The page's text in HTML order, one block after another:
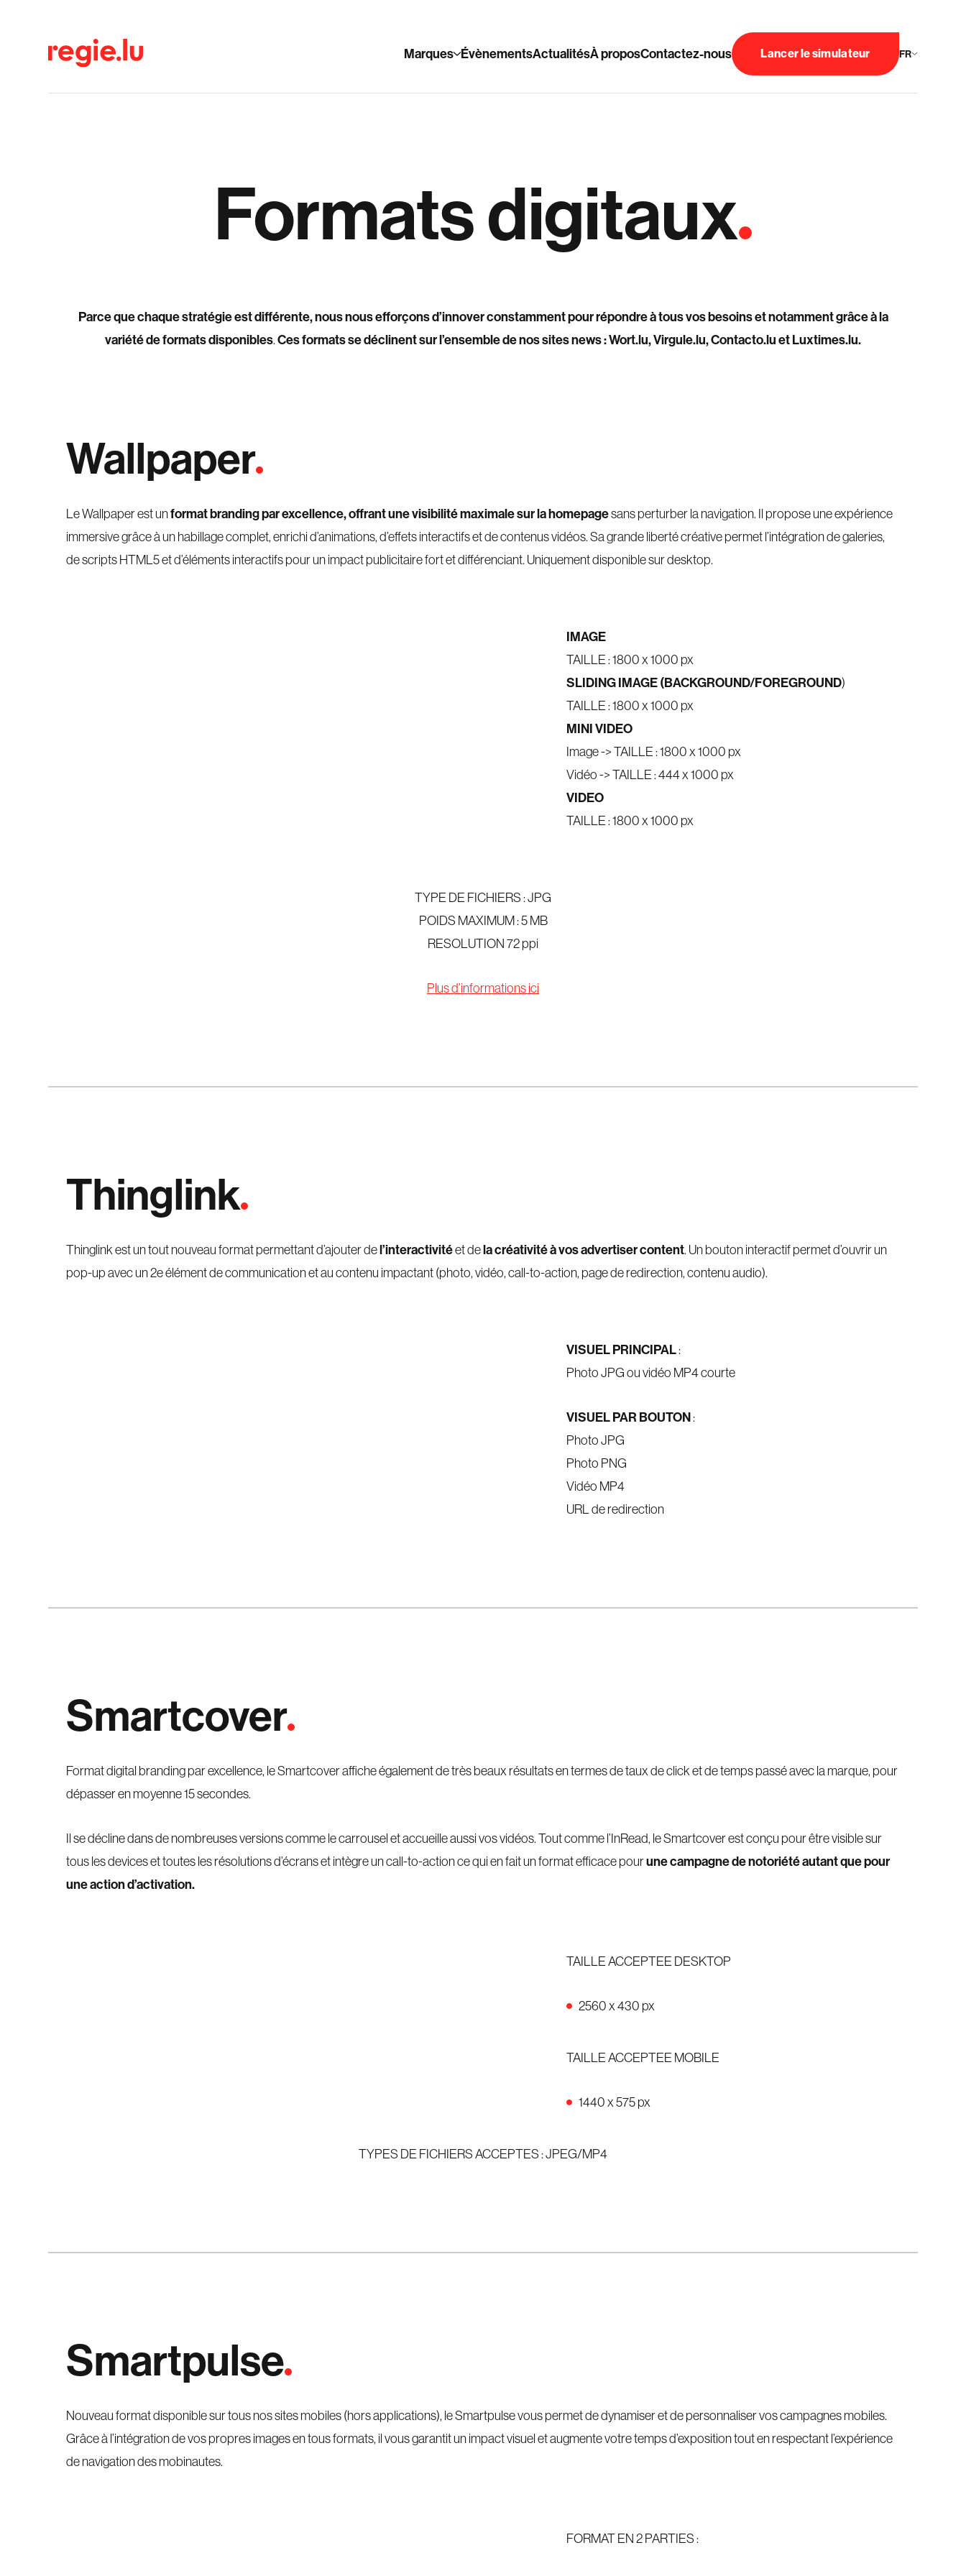
Marques ÉvènementsActualitésÀ proposContactez-nous Lancer le simulateur FR
Formats digitaux
Parce que chaque stratégie est différente, nous nous efforçons d’innover constamment pour répondre à tous vos besoins et notamment grâce à la
variété de formats disponibles.Ces formats se déclinent sur l’ensemble de nos sites news : Wort.lu, Virgule.lu, Contacto.lu et Luxtimes.lu.
Wallpaper
Le Wallpaper est unformat branding par excellence, offrant une visibilité maximale sur la homepagesans perturber la navigation. Il propose une expérience
immersive grâce à un habillage complet, enrichi d’animations, d’effets interactifs et de contenus vidéos. Sa grande liberté créative permet l’intégration de galeries,
de scripts HTML5 et d’éléments interactifs pour un impact publicitaire fort et différenciant. Uniquement disponible sur desktop.
IMAGE
TAILLE : 1800 x 1000 px
SLIDING IMAGE (BACKGROUND/FOREGROUND)
TAILLE : 1800 x 1000 px
MINI VIDEO
Image -> TAILLE : 1800 x 1000 px
Vidéo -> TAILLE : 444 x 1000 px
VIDEO
TAILLE : 1800 x 1000 px
TYPE DE FICHIERS : JPG
POIDS MAXIMUM : 5 MB
RESOLUTION 72 ppi
Plus d’informations ici
Thinglink
Thinglink est un tout nouveau format permettant d’ajouter del’interactivitéet dela créativité à vos advertiser content. Un bouton interactif permet d’ouvrir un
pop-up avec un 2e élément de communication et au contenu impactant (photo, vidéo, call-to-action, page de redirection, contenu audio).
VISUEL PRINCIPAL:
Photo JPG ou vidéo MP4 courte
VISUEL PAR BOUTON:
Photo JPG
Photo PNG
Vidéo MP4
URL de redirection
Smartcover
Format digital branding par excellence, le Smartcover affiche également de très beaux résultats en termes de taux de click et de temps passé avec la marque, pour
dépasser en moyenne 15 secondes.
Il se décline dans de nombreuses versions comme le carrousel et accueille aussi vos vidéos. Tout comme l’InRead, le Smartcover est conçu pour être visible sur
tous les devices et toutes les résolutions d’écrans et intègre un call-to-action ce qui en fait un format efficace pourune campagne de notoriété autant que pour
une action d’activation.
TAILLE ACCEPTEE DESKTOP
2560 x 430 px
TAILLE ACCEPTEE MOBILE
1440 x 575 px
TYPES DE FICHIERS ACCEPTES : JPEG/MP4
Smartpulse
Nouveau format disponible sur tous nos sites mobiles (hors applications), le Smartpulse vous permet de dynamiser et de personnaliser vos campagnes mobiles.
Grâce à l’intégration de vos propres images en tous formats, il vous garantit un impact visuel et augmente votre temps d’exposition tout en respectant l’expérience
de navigation des mobinautes.
FORMAT EN 2 PARTIES :